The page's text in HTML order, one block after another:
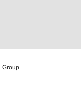
Group